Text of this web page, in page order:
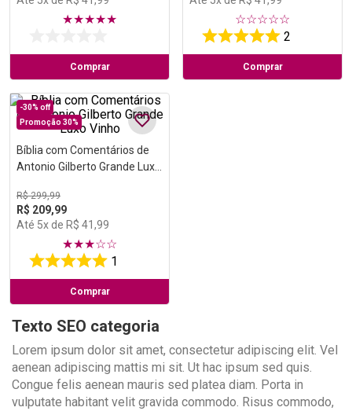
★★★★★
Comprar
☆☆☆☆☆
2
Comprar
-30% off
Promoção 30%
Bíblia com Comentários de
Antonio Gilberto Grande Luxo
R$ 299,99
R$ 209,99
Até 5x de R$ 41 ,99
★★★☆☆
1
Comprar
Texto SEO categoria
Lorem ipsum dolor sit amet, consectetur adipiscing elit. Vel
aenean adipiscing mattis mi sit. Ut hac ipsum sed quis.
Congue felis aenean mauris sed platea diam. Porta in
vulputate habitant velit gravida commodo. Risus commodo,